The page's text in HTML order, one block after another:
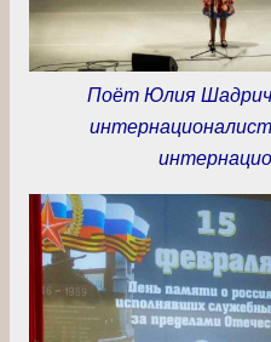
Поёт Юлия